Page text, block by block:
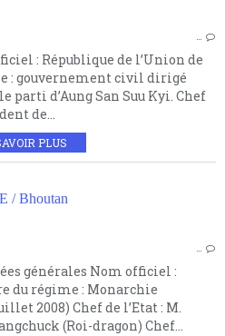
…
: République de l’Union de
: gouvernement civil dirigé
parti d’Aung San Suu Kyi. Chef
de...
PLUS
/ Bhoutan
…
générales Nom officiel :
du régime : Monarchie
2008) Chef de l’Etat : M.
(Roi-dragon) Chef...